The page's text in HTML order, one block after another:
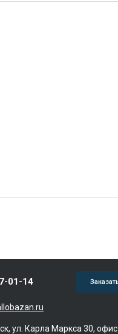
01-14
ул. Карла Маркса 30,